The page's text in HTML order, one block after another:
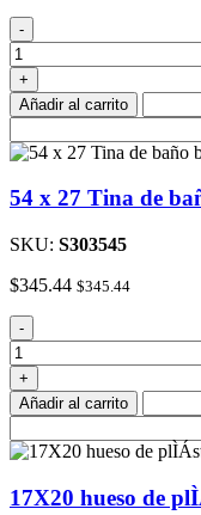
54
x
27
Pared
de
de
pieza
-
+
Añadir al carrito
54 x 27 Tina de
SKU: S303545
$345.44 $345.44
54
x
27
Tina
de
blanco
-
+
Añadir al carrito
17X20 hueso de